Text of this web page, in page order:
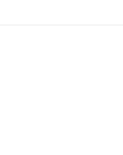
s’adjuge le titre